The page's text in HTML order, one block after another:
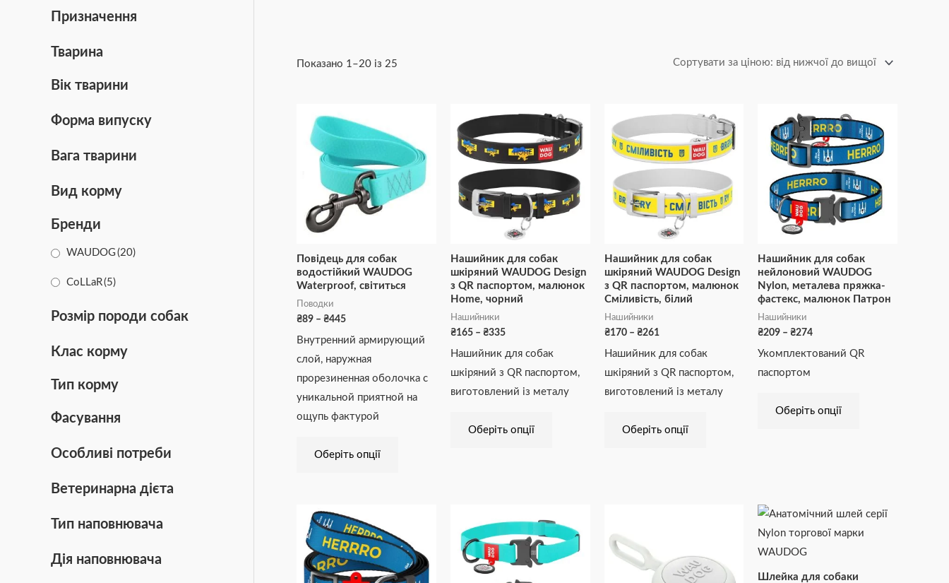
Призначення
Тварина
Вік тварини
Форма випуску
Вага тварини
Вид корму
Бренди
WAUDOG (20)
CoLLaR(5)
Розмір породи собак
Клас корму
Тип корму
Фасування
Особливі потреби
Ветеринарна дієта
Тип наповнювача
Дія наповнювача
Показано 1–20 із 25
Повідець для собак
водостійкий WAUDOG
Waterproof, світиться
Поводки
₴89 – ₴445
цін:
до
₴445
Внутренний армирующий
слой, наружная
прорезиненная оболочка с
уникальной приятной на
ощупь фактурой
Оберіть опції
має
кілька
варіантів.
на
сторінці
Нашийник для собак
шкіряний WAUDOG Design
з QR паспортом, малюнок
Home, чорний
Нашийники
₴165 – ₴335
від
₴165
до
₴335
Нашийник для собак
шкіряний з QR паспортом,
виготовлений із металу
Оберіть опції
Цей
товар
має
кілька
варіантів.
Параметри
на
сторінці
Нашийник для собак
шкіряний WAUDOG Design
з QR паспортом, малюнок
Сміливість, білий
Нашийники
₴170 – ₴261
від
₴170
до
₴261
Нашийник для собак
шкіряний з QR паспортом,
виготовлений із металу
Оберіть опції
Цей
товар
має
кілька
варіантів.
Параметри
на
сторінці
Нашийник для собак
нейлоновий WAUDOG
Nylon, металева пряжка-
фастекс, малюнок Патрон
Нашийники
₴209 – ₴274
цін:
від
₴209
до
₴274
Укомплектований QR
паспортом
Оберіть опції
товар
має
варіантів.
Параметри
на
сторінці
товару
цін:
від
₴246
до
₴268
має
кілька
цін:
від
₴247
до
товар
Шлейка для собаки
Діапазон
від
Цей
товар